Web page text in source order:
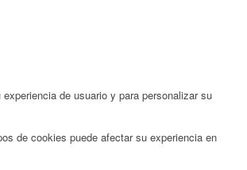
de usuario y para personalizar su
de cookies puede afectar su experiencia en